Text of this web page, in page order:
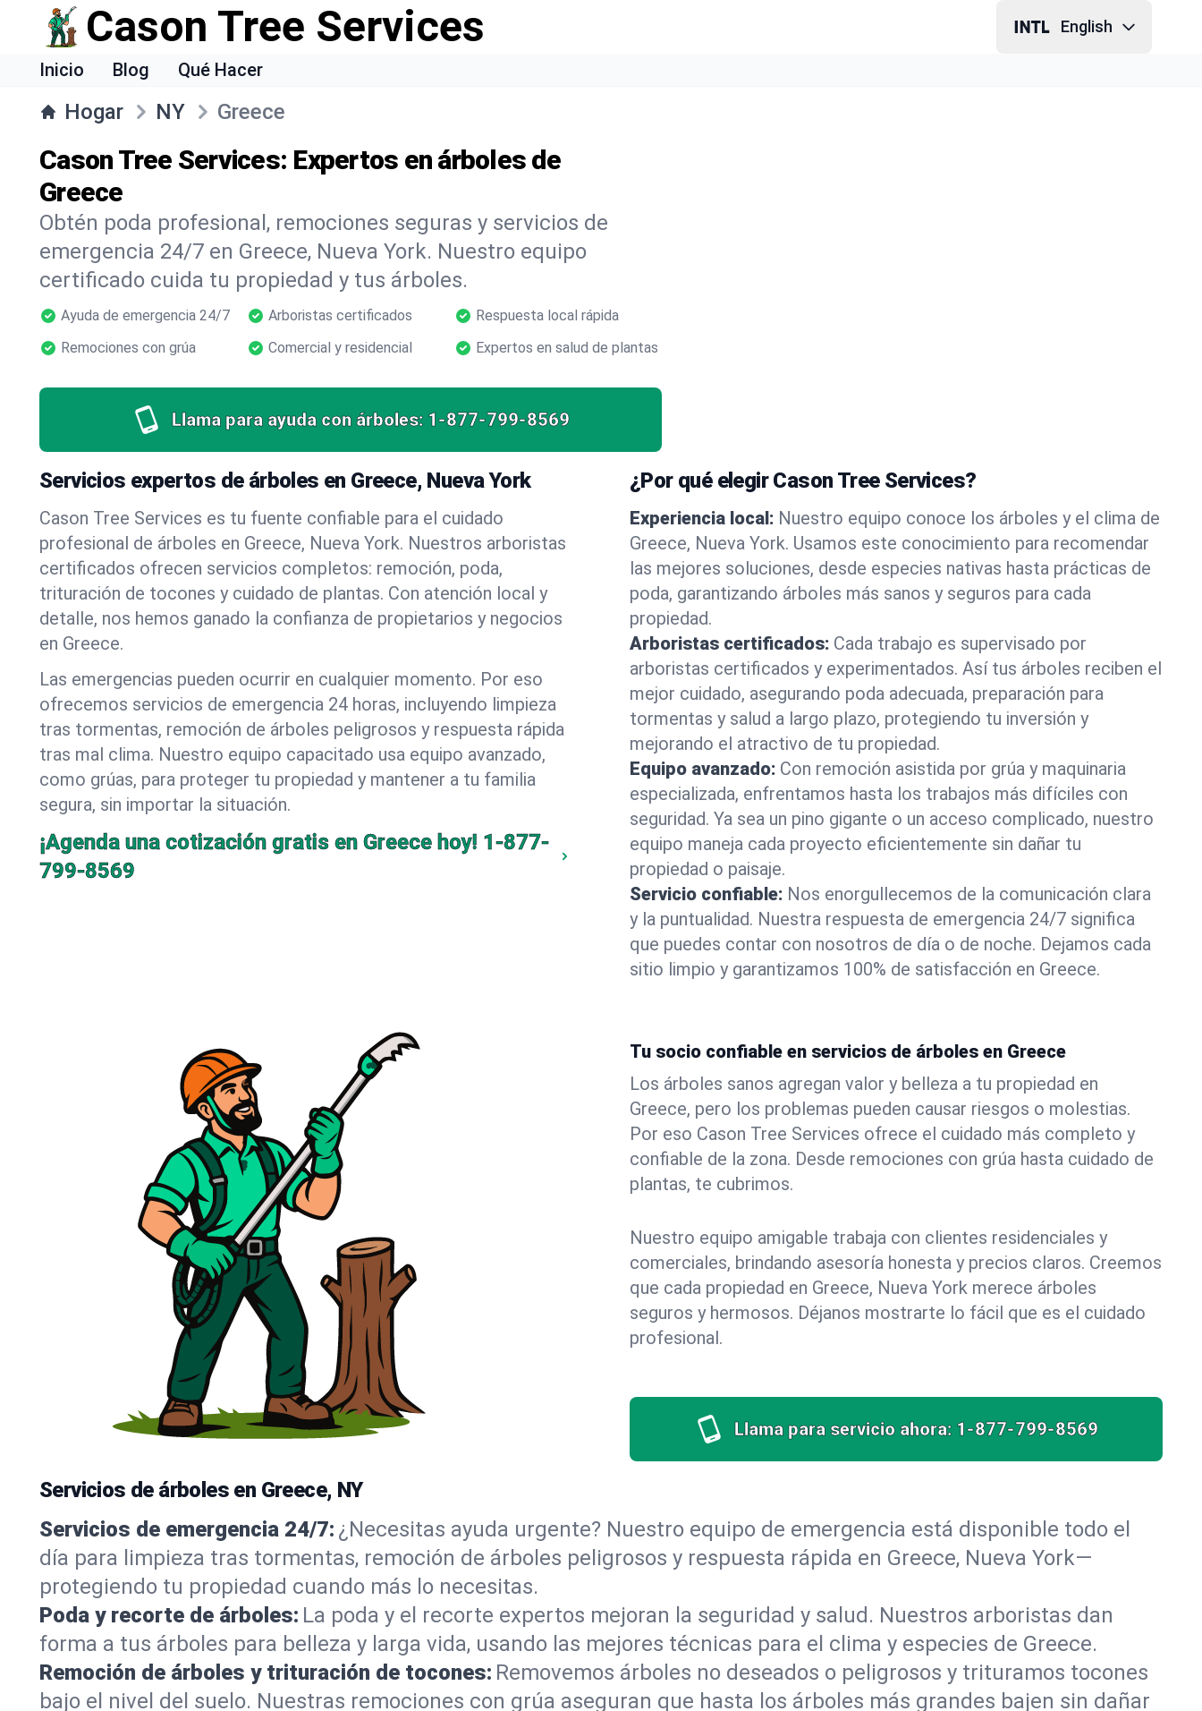
Cason Tree Services English
Inicio Blog Qué Hacer
Hogar NY Greece
Cason Tree Services: Expertos en árboles de
Greece
Obtén poda profesional, remociones seguras y servicios de
emergencia 24/7 en Greece, Nueva York. Nuestro equipo
certificado cuida tu propiedad y tus árboles.
Ayuda de emergencia 24/7 Arboristas certificados
Respuesta local rápida
Remociones con grúa
Comercial y residencial Expertos en salud de plantas
Llama para ayuda con árboles: 1-877-799-8569
Servicios expertos de árboles en Greece, Nueva York
Cason Tree Services es tu fuente confiable para el cuidado
profesional de árboles en Greece, Nueva York. Nuestros arboristas
certificados ofrecen servicios completos: remoción, poda,
trituración de tocones y cuidado de plantas. Con atención local y
detalle, nos hemos ganado la confianza de propietarios y negocios
en Greece.
Las emergencias pueden ocurrir en cualquier momento. Por eso
ofrecemos servicios de emergencia 24 horas, incluyendo limpieza
tras tormentas, remoción de árboles peligrosos y respuesta rápida
tras mal clima. Nuestro equipo capacitado usa equipo avanzado,
como grúas, para proteger tu propiedad y mantener a tu familia
segura, sin importar la situación.
¡Agenda una cotización gratis en Greece hoy! 1-877-
799-8569
¿Por qué elegir Cason Tree Services?
Experiencia local: Nuestro equipo conoce los árboles y el clima de
Greece, Nueva York. Usamos este conocimiento para recomendar
las mejores soluciones, desde especies nativas hasta prácticas de
poda, garantizando árboles más sanos y seguros para cada
propiedad.
Arboristas certificados: Cada trabajo es supervisado por
arboristas certificados y experimentados. Así tus árboles reciben el
mejor cuidado, asegurando poda adecuada, preparación para
tormentas y salud a largo plazo, protegiendo tu inversión y
mejorando el atractivo de tu propiedad.
Equipo avanzado: Con remoción asistida por grúa y maquinaria
especializada, enfrentamos hasta los trabajos más difíciles con
seguridad. Ya sea un pino gigante o un acceso complicado, nuestro
equipo maneja cada proyecto eficientemente sin dañar tu
propiedad o paisaje.
Servicio confiable: Nos enorgullecemos de la comunicación clara
y la puntualidad. Nuestra respuesta de emergencia 24/7 significa
que puedes contar con nosotros de día o de noche. Dejamos cada
sitio limpio y garantizamos 100% de satisfacción en Greece.
Tu socio confiable en servicios de árboles en Greece
Los árboles sanos agregan valor y belleza a tu propiedad en
Greece, pero los problemas pueden causar riesgos o molestias.
Por eso Cason Tree Services ofrece el cuidado más completo y
confiable de la zona. Desde remociones con grúa hasta cuidado de
plantas, te cubrimos.
Nuestro equipo amigable trabaja con clientes residenciales y
comerciales, brindando asesoría honesta y precios claros. Creemos
que cada propiedad en Greece, Nueva York merece árboles
seguros y hermosos. Déjanos mostrarte lo fácil que es el cuidado
profesional.
Llama para servicio ahora: 1-877-799-8569
Servicios de árboles en Greece, NY
Servicios de emergencia 24/7: ¿Necesitas ayuda urgente? Nuestro equipo de emergencia está disponible todo el
día para limpieza tras tormentas, remoción de árboles peligrosos y respuesta rápida en Greece, Nueva York—
protegiendo tu propiedad cuando más lo necesitas.
Poda y recorte de árboles: La poda y el recorte expertos mejoran la seguridad y salud. Nuestros arboristas dan
forma a tus árboles para belleza y larga vida, usando las mejores técnicas para el clima y especies de Greece.
Remoción de árboles y trituración de tocones: Removemos árboles no deseados o peligrosos y trituramos tocones
bajo el nivel del suelo. Nuestras remociones con grúa aseguran que hasta los árboles más grandes bajen sin dañar